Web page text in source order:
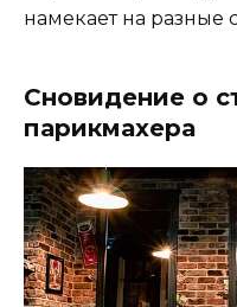
намекает на разные
Сновидение о
парикмахера